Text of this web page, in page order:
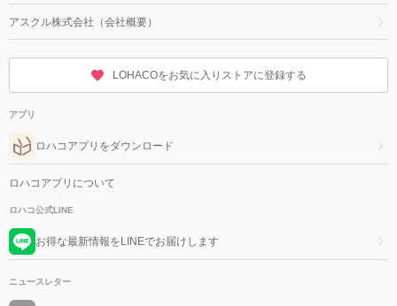
アスクル株式会社（会社概要）
LOHACOをお気に入りストアに登録する
アプリ
ロハコアプリをダウンロード
ロハコアプリについて
ロハコ公式LINE
お得な最新情報をLINEでお届けします
ニュースレター